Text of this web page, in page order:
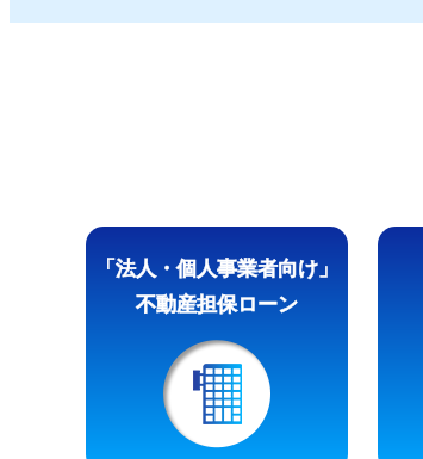
「法人・個人事業者向け」
不動産担保ローン